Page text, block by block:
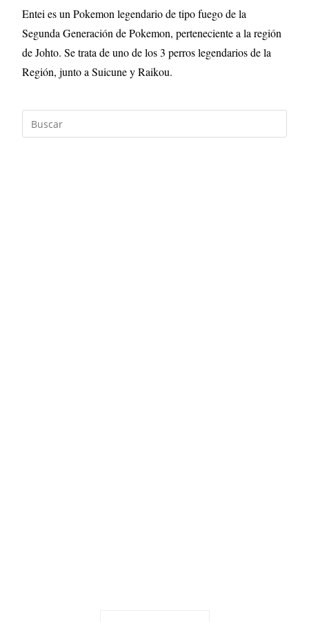
Entei es un Pokemon legendario de tipo fuego de la
Segunda Generación de Pokemon, perteneciente a la región
de Johto. Se trata de uno de los 3 perros legendarios de la
Región, junto a Suicune y Raikou.